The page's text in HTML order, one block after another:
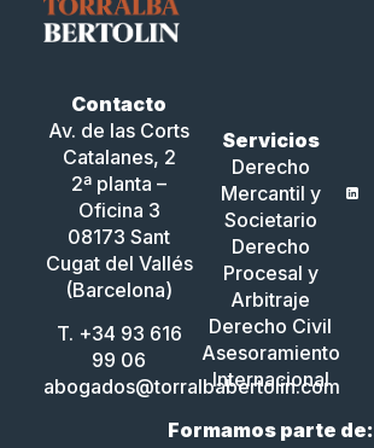
Contacto
Av. de las Corts
Catalanes, 2
2ª planta –
Oficina 3
08173 Sant
Cugat del Vallés
(Barcelona)
T. +34 93 616
99 06
abogados@torralbabertolin.com
Servicios
Derecho
Mercantil y
Societario
Derecho
Procesal y
Arbitraje
Derecho Civil
Asesoramiento
Internacional
Formamos parte de: